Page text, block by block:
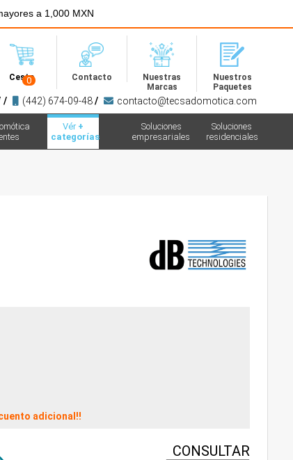
a 1,000 MXN
Cesta
0 Contacto
Nuestras
Marcas
Nuestros
Paquetes
/ (442) 674-09-48/ contacto@tecsadomotica.com
Vér +
categorías
Soluciones
residenciales
Soluciones
empresariales
adicional!!
CONSULTAR